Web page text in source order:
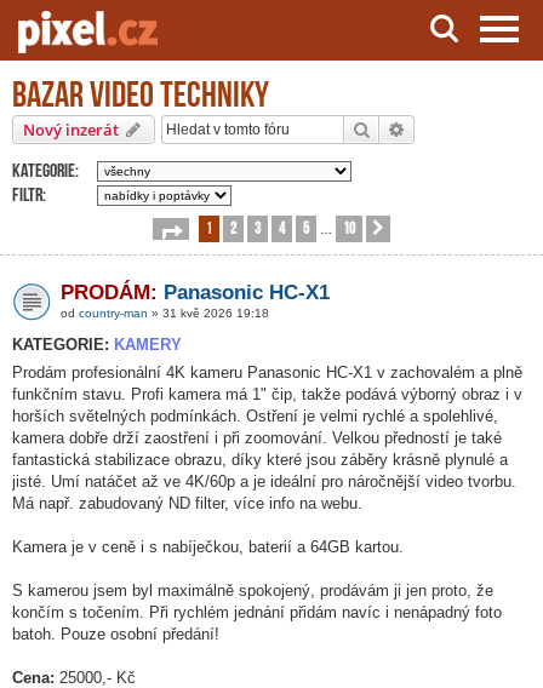
Server o natáčení a zpracování videa
Bazar video techniky
Nový inzerát Hledat
Kategorie:
Filtr:
Stránka 1z 10
1 2 3 4 5 10
PRODÁM: Panasonic HC-X1
od country-man » 31 kvě 2026 19:18
KATEGORIE: KAMERY
Prodám profesionální 4K kameru Panasonic HC-X1 v zachovalém a plně
funkčním stavu. Profi kamera má 1" čip, takže podává výborný obraz i v
horších světelných podmínkách. Ostření je velmi rychlé a spolehlivé,
kamera dobře drží zaostření i při zoomování. Velkou předností je také
fantastická stabilizace obrazu, díky které jsou záběry krásně plynulé a
jisté. Umí natáčet až ve 4K/60p a je ideální pro náročnější video tvorbu.
Má např. zabudovaný ND filter, více info na webu.
Kamera je v ceně i s nabíječkou, baterií a 64GB kartou.
S kamerou jsem byl maximálně spokojený, prodávám ji jen proto, že
končím s točením. Při rychlém jednání přidám navíc i nenápadný foto
batoh. Pouze osobní předání!
Cena: 25000,- Kč